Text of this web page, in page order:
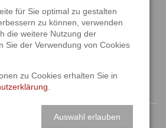
für Sie optimal zu gestalten
zu können, verwenden
die weitere Nutzung der
Sie der Verwendung von Cookies
zu Cookies erhalten Sie in
Auswahl erlauben